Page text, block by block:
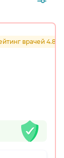
врачей 4.8